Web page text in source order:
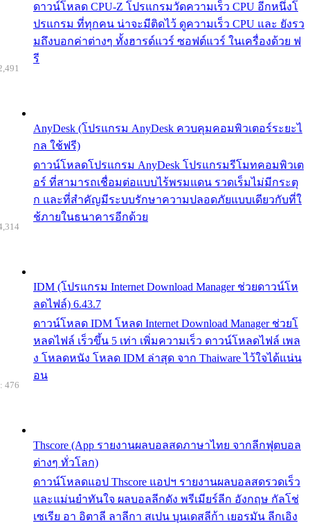
ดาวน์โหลด CPU-Z โปรแกรมวัดความเร็ว CPU อีกหนึ่งโ
ปรแกรม ที่ทุกคน น่าจะมีติดไว้ ดูความเร็ว CPU และ ยังรว
มถึงบอกค่าต่างๆ ทั้งฮารด์แวร์ ซอฟต์แวร์ ในเครื่องด้วย ฟ
รี
AnyDesk (โปรแกรม AnyDesk ควบคุมคอมพิวเตอร์ระยะไ
กล ใช้ฟรี)
ดาวน์โหลดโปรแกรม AnyDesk โปรแกรมรีโมทคอมพิวเต
อร์ ที่สามารถเชื่อมต่อแบบไร้พรมแดน รวดเร็มไม่มีกระตุ
ก และที่สำคัญมีระบบรักษาความปลอดภัยแบบเดียวกับที่ใ
ช้ภายในธนาคารอีกด้วย
IDM (โปรแกรม Internet Download Manager ช่วยดาวน์โห
ลดไฟล์) 6.43.7
ดาวน์โหลด IDM โหลด Internet Download Manager ช่วยโ
หลดไฟล์ เร็วขึ้น 5 เท่า เพิ่มความเร็ว ดาวน์โหลดไฟล์ เพล
ง โหลดหนัง โหลด IDM ล่าสุด จาก Thaiware ไว้ใจได้แน่น
อน
Thscore (App รายงานผลบอลสดภาษาไทย จากลีกฟุตบอล
ต่างๆ ทั่วโลก)
ดาวน์โหลดแอป Thscore แอปฯ รายงานผลบอลสดรวดเร็ว
และแม่นยำทันใจ ผลบอลลีกดัง พรีเมียร์ลีก อังกฤษ กัลโช่
เซเรีย อา อิตาลี ลาลีกา สเปน บุนเดสลีก้า เยอรมัน ลีกเอิง
476